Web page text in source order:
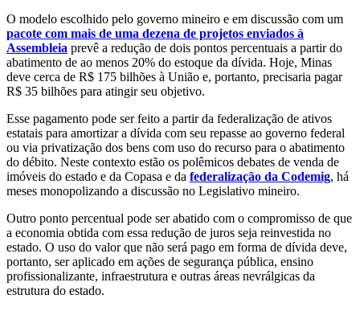
O modelo escolhido pelo governo mineiro e em discussão com um
pacote com mais de uma dezena de projetos enviados à
Assembleia prevê a redução de dois pontos percentuais a partir do
abatimento de ao menos 20% do estoque da dívida. Hoje, Minas
deve cerca de R$ 175 bilhões à União e, portanto, precisaria pagar
R$ 35 bilhões para atingir seu objetivo.
Esse pagamento pode ser feito a partir da federalização de ativos
estatais para amortizar a dívida com seu repasse ao governo federal
ou via privatização dos bens com uso do recurso para o abatimento
do débito. Neste contexto estão os polêmicos debates de venda de
imóveis do estado e da Copasa e da federalização da Codemig, há
meses monopolizando a discussão no Legislativo mineiro.
Outro ponto percentual pode ser abatido com o compromisso de que
a economia obtida com essa redução de juros seja reinvestida no
estado. O uso do valor que não será pago em forma de dívida deve,
portanto, ser aplicado em ações de segurança pública, ensino
profissionalizante, infraestrutura e outras áreas nevrálgicas da
estrutura do estado.